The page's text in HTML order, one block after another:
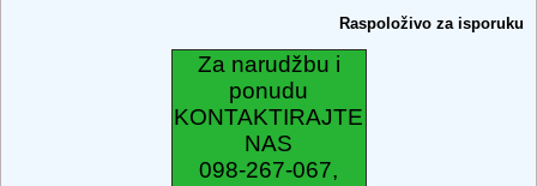
Raspoloživo za isporuku
Za narudžbu i
ponudu
KONTAKTIRAJTE
NAS
098-267-067,